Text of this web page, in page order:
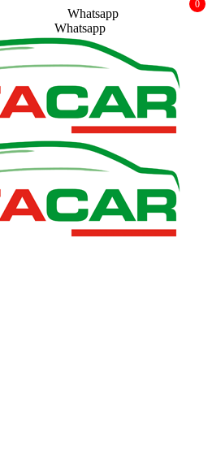
Whatsapp
Whatsapp
0